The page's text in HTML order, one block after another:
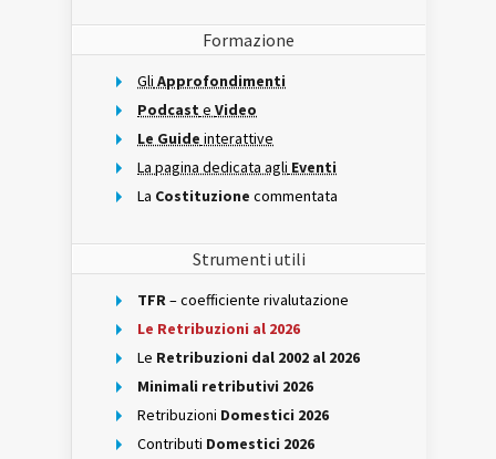
Formazione
Gli Approfondimenti
Podcast e Video
Le Guide interattive
La pagina dedicata agli Eventi
La Costituzione commentata
Strumenti utili
TFR– coefficiente rivalutazione
Le Retribuzioni al 2026
Le Retribuzioni dal 2002 al 2026
Minimali retributivi 2026
Retribuzioni Domestici 2026
Contributi Domestici 2026